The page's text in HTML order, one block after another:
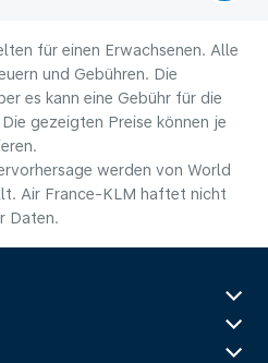
für einen Erwachsenen. Alle
und Gebühren. Die
es kann eine Gebühr für die
gezeigten Preise können je
werden von World
Air France-KLM haftet nicht
Daten.